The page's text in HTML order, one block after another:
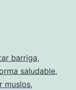
barriga,
saludable,
muslos,